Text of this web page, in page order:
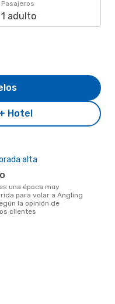
Pasajeros
1 adulto
Hotel
alta
para volar a Angling
la opinión de
clientes